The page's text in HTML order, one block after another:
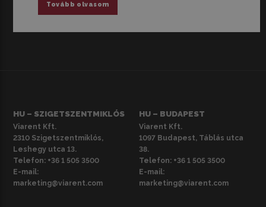
Tovább olvasom
HU – SZIGETSZENTMIKLÓS
Viarent Kft.
2310 Szigetszentmiklós,
Leshegy utca 13.
Telefon: +36 1 505 3500
E-mail:
marketing@viarent.com
HU – BUDAPEST
Viarent Kft.
1097 Budapest, Táblás utca
38.
Telefon: +36 1 505 3500
E-mail:
marketing@viarent.com